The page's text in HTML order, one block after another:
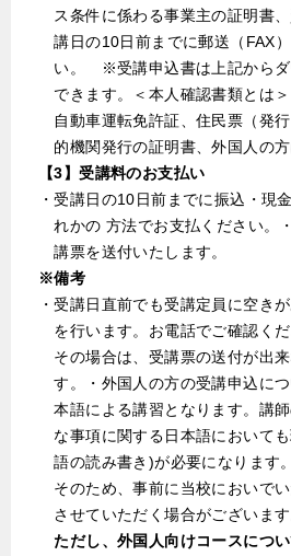
ス条件に係わる事業主の証明書
講日の10日前までに郵送（FAX
い。 ※受講申込書は上記からダ
できます。＜本人確認書類とは＞
自動車運転免許証、住民票（発
的機関発行の証明書、外国人の
【3】受講料のお支払い
・受講日の10日前までに振込・現
れかの 方法でお支払ください。
講票を送付いたします。
※備考
・受講日直前でも受講定員に空き
を行います。お電話でご確認くだ
その場合は、受講票の送付が出
す。・外国人の方の受講申込に
本語による講習となります。講
な事項に関する日本語において
語の読み書き)が必要になります。
そのため、事前に当校においで
させていただく場合がございます
ただし、外国人向けコースにつ